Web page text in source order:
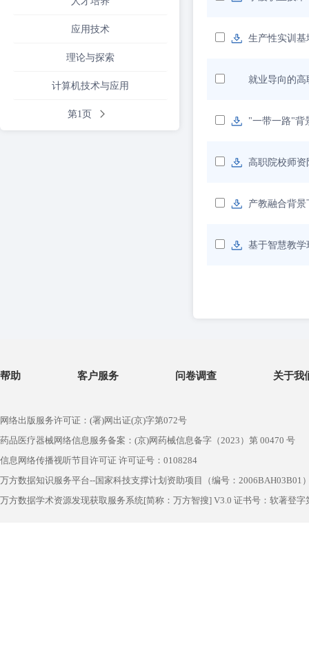
应用技术
理论与探索
计算机技术与应用
第1页
生产性实训
就业导向的
"一带一路"背
高职院校师
产教融合背
基于智慧教
帮助 客户服务 问卷调查 关于我
网络出版服务许可证：(署)网出证(京)字第072号
药品医疗器械网络信息服务备案：(京)网药械信息备字（2023）第 00470 号
信息网络传播视听节目许可证 许可证号：0108284
万方数据知识服务平台--国家科技支撑计划资助项目（编号：2006BAH03B01
万方数据学术资源发现获取服务系统[简称：万方智搜] V3.0 证书号：软著登字